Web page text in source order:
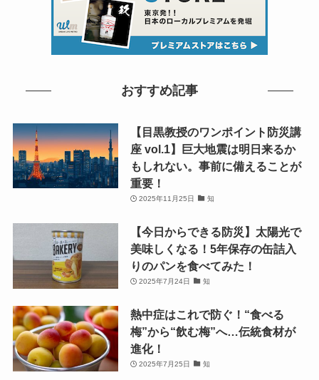
おすすめ記事
【目黒教授のワンポイント防災講
座 vol.1】巨大地震は明日来るか
もしれない。事前に備えることが
重要！
2025年11月25日 知
【今日からできる防災】太陽光で
美味しくなる！5年保存の缶詰入
りのパンを食べてみた！
2025年7月24日 知
熱中症はこれで防ぐ！“食べる
梅”から“飲む梅”へ…伝統食材が
進化！
2025年7月25日 知